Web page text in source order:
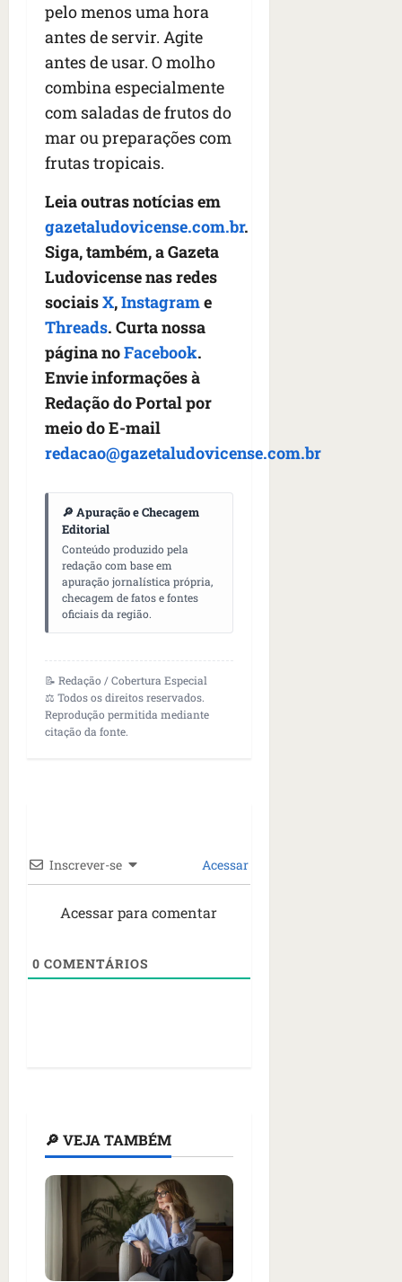
pelo menos uma hora
antes de servir. Agite
antes de usar. O molho
combina especialmente
com saladas de frutos do
mar ou preparações com
frutas tropicais.
Leia outras notícias em
gazetaludovicense.com.br.
Siga, também, a Gazeta
Ludovicense nas redes
sociaisX,Instagrame
Threads. Curta nossa
página noFacebook.
Envie informações à
Redação do Portal por
meio do E-mail
redacao@gazetaludovicense.com.br
🔎 Apuração e Checagem
Editorial
Conteúdo produzido pela
redação com base em
apuração jornalística própria,
checagem de fatos e fontes
oficiais da região.
📝 Redação / Cobertura Especial
⚖️ Todos os direitos reservados.
Reprodução permitida mediante
citação da fonte.
Inscrever-se Acessar
Acessar para comentar
0 COMENTÁRIOS
🔎 VEJA TAMBÉM